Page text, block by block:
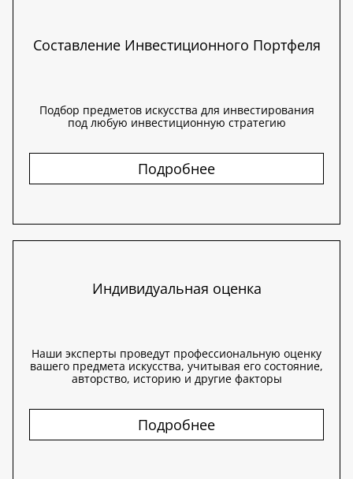
Составление Инвестиционного Портфеля
Подбор предметов искусства для инвестирования
под любую инвестиционную стратегию
Подробнее
Индивидуальная оценка
Наши эксперты проведут профессиональную оценку
вашего предмета искусства, учитывая его состояние,
авторство, историю и другие факторы
Подробнее